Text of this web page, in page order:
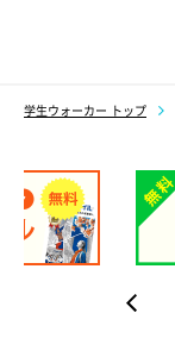
学生ウォーカー トップ